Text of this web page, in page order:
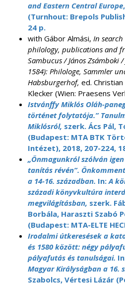
and Eastern Central Europe
(Turnhout: Brepols
24 p.
with Gábor Almási, In
philology, publications and
Sambucus / János Zsámboki
1584): Philologe, Sammler
Habsburgerhof, ed.
Klecker (Wien: Praesens
Istvánffy Miklós Oláh-
történet folytatója.”
Miklósról, szerk. Ács Pál,
(Budapest: MTA BTK
Intézet), 2018, 207-224,
„Önmagunkról szólván
tanítás révén”.
a 14-16. században. In:A
századi könyvkultúra
megvilágításban, szerk.
Borbála, Haraszti Szabó
(Budapest: MTA-ELTE
Irodalmi útkeresések a
és 1580 között: négy
pályafutás és tanulságai.
Magyar Királyságban a 16.
Szabolcs, Vértesi Lázár